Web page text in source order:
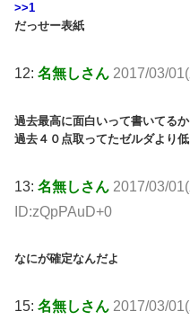
>>1
だっせー表紙
12: 名無しさん 2017/03/
過去最高に面白いって書いてる
過去４０点取ってたゼルダより
13: 名無しさん 2017/03/
ID:zQpPAuD+0
なにが確定なんだよ
15: 名無しさん 2017/03/